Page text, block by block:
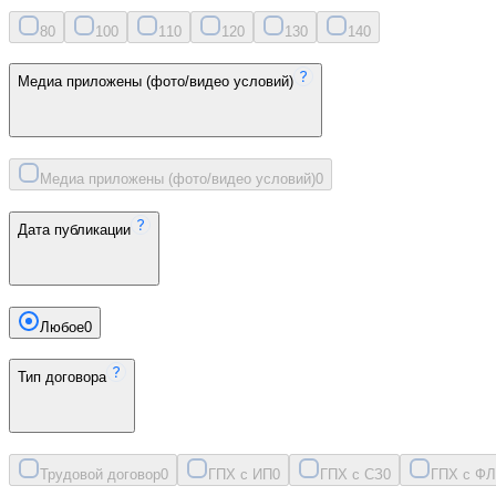
80 100 11 0 120 130 140
Медиа приложены (фото/видео условий)
Медиа приложены (фото/видео условий)0
Дата публикации
Любое0
Тип договора
Трудовой договор0 ГПХ с ИП0 ГПХ с СЗ0 ГПХ с ФЛ